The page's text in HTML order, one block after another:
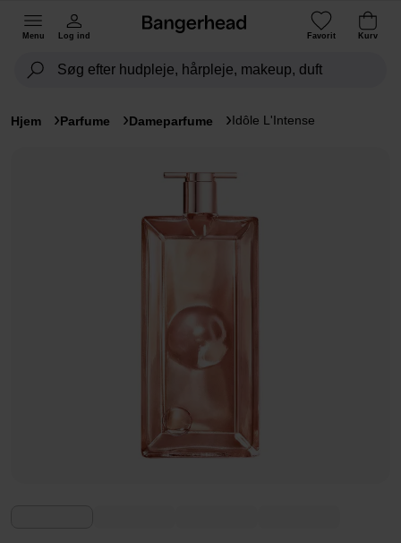
Menu Log ind Favorit Kurv
Hjem Parfume Dameparfume Idôle L'Intense